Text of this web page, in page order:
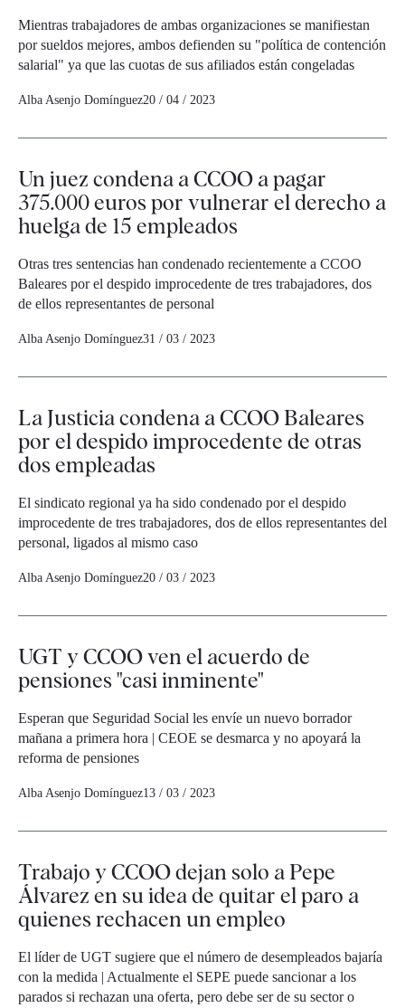
Mientras trabajadores de ambas organizaciones se manifiestan
por sueldos mejores, ambos defienden su "política de contención
salarial" ya que las cuotas de sus afiliados están congeladas
Alba Asenjo Domínguez20 / 04 / 2023
Un juez condena a CCOO a pagar
375.000 euros por vulnerar el derecho a
huelga de 15 empleados
Otras tres sentencias han condenado recientemente a CCOO
Baleares por el despido improcedente de tres trabajadores, dos
de ellos representantes de personal
Alba Asenjo Domínguez31 / 03 / 2023
La Justicia condena a CCOO Baleares
por el despido improcedente de otras
dos empleadas
El sindicato regional ya ha sido condenado por el despido
improcedente de tres trabajadores, dos de ellos representantes del
personal, ligados al mismo caso
Alba Asenjo Domínguez20 / 03 / 2023
UGT y CCOO ven el acuerdo de
pensiones "casi inminente"
Esperan que Seguridad Social les envíe un nuevo borrador
mañana a primera hora | CEOE se desmarca y no apoyará la
reforma de pensiones
Alba Asenjo Domínguez13 / 03 / 2023
Trabajo y CCOO dejan solo a Pepe
Álvarez en su idea de quitar el paro a
quienes rechacen un empleo
El líder de UGT sugiere que el número de desempleados bajaría
con la medida | Actualmente el SEPE puede sancionar a los
parados si rechazan una oferta, pero debe ser de su sector o